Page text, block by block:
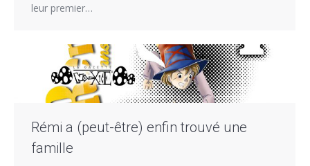
leur premier…
Rémi a (peut-être) enfin trouvé une
famille